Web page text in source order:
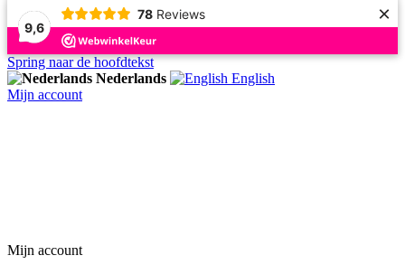
9,6
78 Reviews ×
Spring naar de hoofdtekst
Nederlands
English
Mijn account
Mijn account